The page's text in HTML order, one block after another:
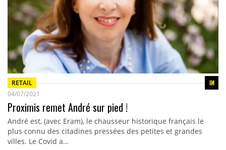
RETAIL
04/07/2021
Proximis remet André sur pied !
André est, (avec Eram), le chausseur historique français le
plus connu des citadines pressées des petites et grandes
villes. Le Covid a…